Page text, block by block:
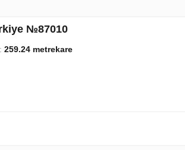
№87010
259.24 metrekare